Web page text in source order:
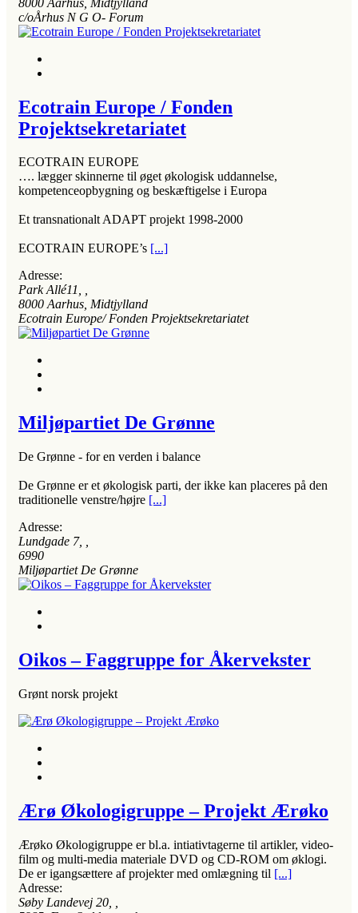
c/oÅrhus N G O- Forum
Ecotrain Europe / Fonden
Projektsekretariatet
ECOTRAIN EUROPE
…. lægger skinnerne til øget økologisk uddannelse,
kompetenceopbygning og beskæftigelse i Europa
Et transnationalt ADAPT projekt 1998-2000
ECOTRAIN EUROPE’s [...]
Adresse:
Park Allé11, ,
8000 Aarhus, Midtjylland
Ecotrain Europe/ Fonden Projektsekretariatet
Miljøpartiet De Grønne
De Grønne - for en verden i balance
De Grønne er et økologisk parti, der ikke kan placeres på den
traditionelle venstre/højre [...]
Adresse:
Lundgade 7, ,
6990
Miljøpartiet De Grønne
Oikos – Faggruppe for Åkervekster
Grønt norsk projekt
Ærø Økologigruppe – Projekt Ærøko
Ærøko Økologigruppe er bl.a. intiativtagerne til artikler, video-
film og multi-media materiale DVD og CD-ROM om øklogi.
De er igangsættere af projekter med omlægning til [...]
Adresse:
Søby Landevej 20